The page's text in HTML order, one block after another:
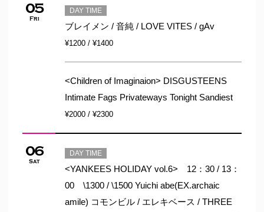
05
Fri
DAY TIME
ブレイメン / 音純 / LOVE VITES / gAv
¥1200 / ¥1400
<Children of Imaginaion> DISGUSTEENS
Intimate Fags Privateways Tonight Sandiest
¥2000 / ¥2300
06
Sat
DAY TIME
<YANKEES HOLIDAY vol.6> 12：30 / 13：
00 \1300 / \1500 Yuichi abe(EX.archaic
amile) コモンビル / エレキベース / THREE